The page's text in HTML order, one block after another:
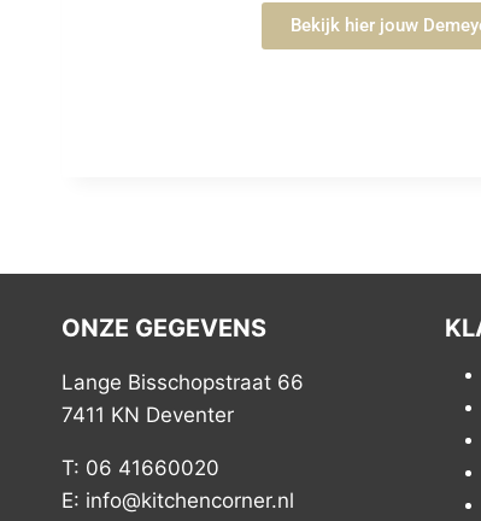
Bekijk hier jouw
ONZE GEGEVENS
Lange Bisschopstraat 66
7411 KN Deventer
T: 06 41660020
E: info@kitchencorner.nl